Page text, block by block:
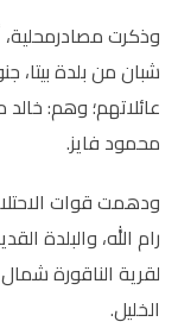
شبان من بلدة
عائلاتهم؛ وهم:
محمود فايز.
ودهمت قوات
رام الله، والبلدة
لقرية الناقورة
الخليل.